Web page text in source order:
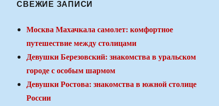
СВЕЖИЕ ЗАПИСИ
Москва Махачкала самолет: комфортное
путешествие между столицами
Девушки Березовский: знакомства в уральском
городе с особым шармом
Девушки Ростова: знакомства в южной столице
России